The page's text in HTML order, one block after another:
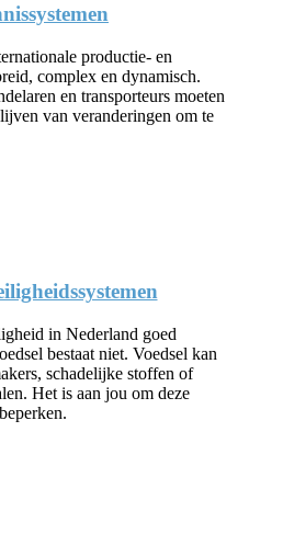
productie- en
complex en dynamisch.
en transporteurs moeten
van veranderingen om te
in Nederland goed
bestaat niet. Voedsel kan
schadelijke stoffen of
Het is aan jou om deze